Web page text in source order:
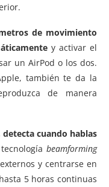
de movimiento
y activar el
un AirPod o los dos.
también te da la
de manera
cuando hablas
beamforming
y centrarse en
5 horas continuas